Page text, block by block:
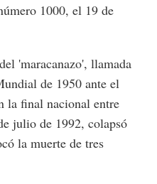
1000, el 19 de
'maracanazo', llamada
de 1950 ante el
la final nacional entre
julio de 1992, colapsó
la muerte de tres